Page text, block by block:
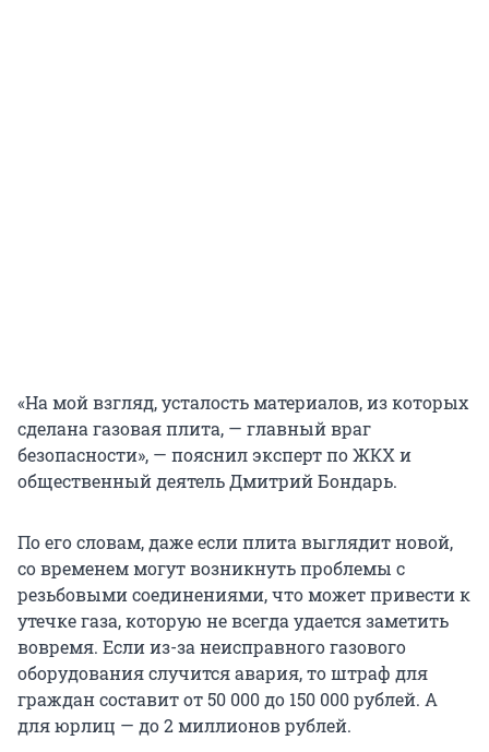
«На мой взгляд, усталость материалов, из которых
сделана газовая плита, — главный враг
безопасности», — пояснил эксперт по ЖКХ и
общественный деятель Дмитрий Бондарь.
По его словам, даже если плита выглядит новой,
со временем могут возникнуть проблемы с
резьбовыми соединениями, что может привести к
утечке газа, которую не всегда удается заметить
вовремя. Если из-за неисправного газового
оборудования случится авария, то штраф для
граждан составит от50 000до 150 000рублей. А
для юрлиц — до2 миллионоврублей.